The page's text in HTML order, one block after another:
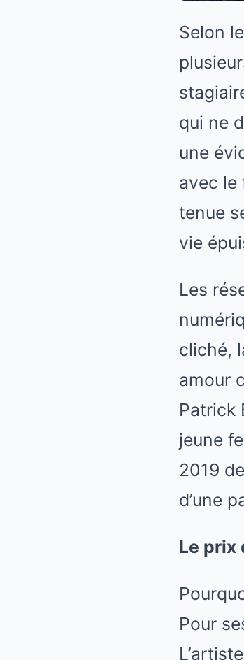
Selon
qui ne
une
avec le
tenue
vie
Les
cliché,
amour
Patrick
jeune
2019
d’une
Le prix
Pour